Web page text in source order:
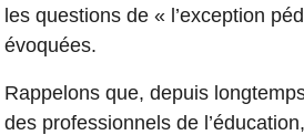
les questions de « l’exception
évoquées.
Rappelons que, depuis
des professionnels de